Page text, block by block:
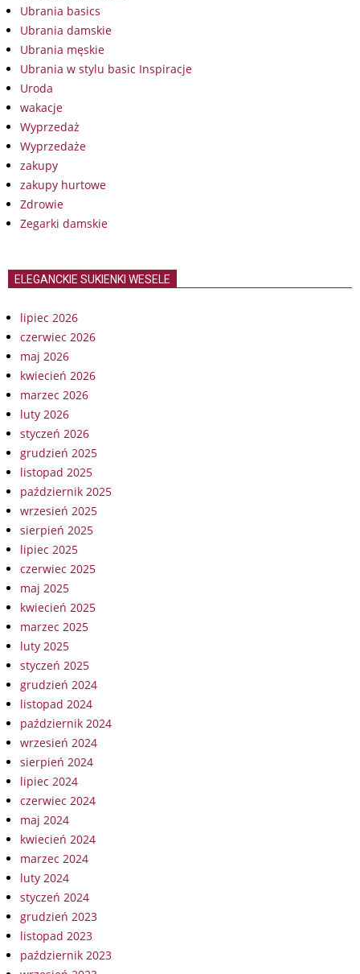
Ubrania basics
Ubrania damskie
Ubrania męskie
Ubrania w stylu basic Inspiracje
Uroda
wakacje
Wyprzedaż
Wyprzedaże
zakupy
zakupy hurtowe
Zdrowie
Zegarki damskie
ELEGANCKIE SUKIENKI WESELE
lipiec 2026
czerwiec 2026
maj 2026
kwiecień 2026
marzec 2026
luty 2026
styczeń 2026
grudzień 2025
listopad 2025
październik 2025
wrzesień 2025
sierpień 2025
lipiec 2025
czerwiec 2025
maj 2025
kwiecień 2025
marzec 2025
luty 2025
styczeń 2025
grudzień 2024
listopad 2024
październik 2024
wrzesień 2024
sierpień 2024
lipiec 2024
czerwiec 2024
maj 2024
kwiecień 2024
marzec 2024
luty 2024
styczeń 2024
grudzień 2023
listopad 2023
październik 2023